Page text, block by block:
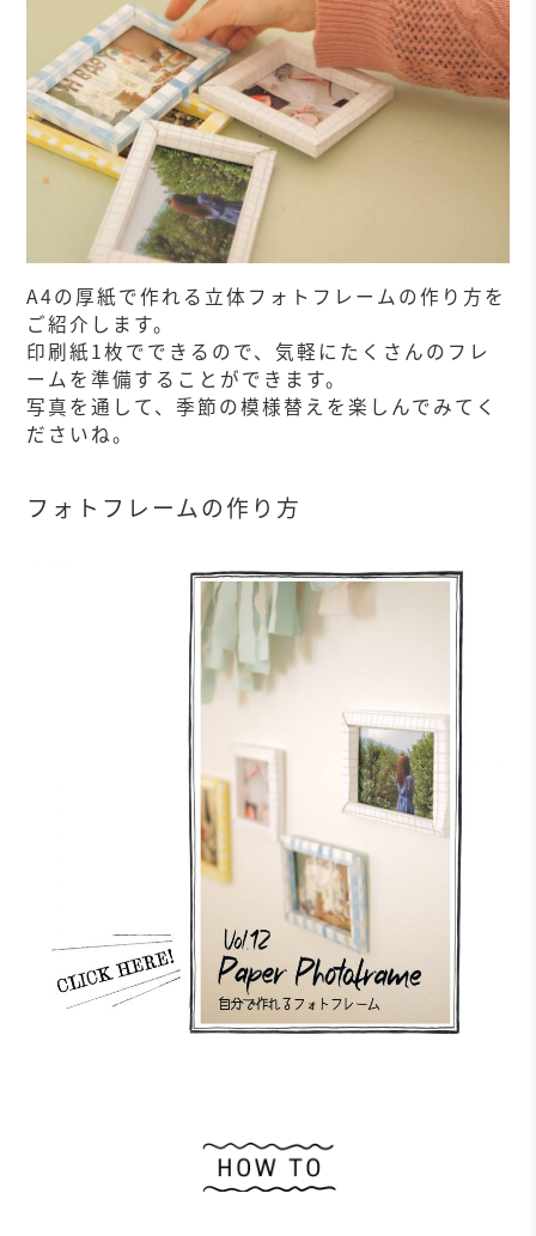
A4の厚紙で作れる立体フォトフレームの作り方を
ご紹介します。
印刷紙1枚でできるので、気軽にたくさんのフレ
ームを準備することができます。
写真を通して、季節の模様替えを楽しんでみてく
ださいね。
フォトフレームの作り方